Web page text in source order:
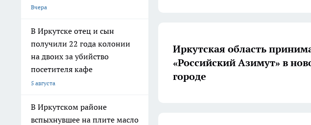
Вчера
В Иркутске отец и сын
получили 22 года колонии
на двоих за убийство
посетителя кафе
5 августа
В Иркутском районе
вспыхнувшее на плите масло
Иркутская область
«Российский Азимут» в
городе